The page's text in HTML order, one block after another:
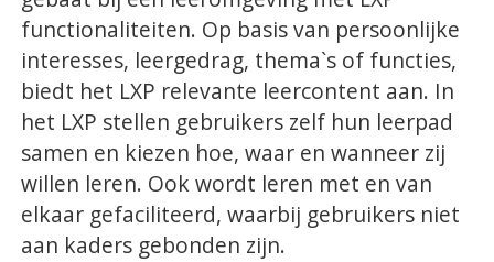
functionaliteiten. Op basis van persoonlijke
interesses, leergedrag, thema`s of functies,
biedt het LXP relevante leercontent aan. In
het LXP stellen gebruikers zelf hun leerpad
samen en kiezen hoe, waar en wanneer zij
willen leren. Ook wordt leren met en van
elkaar gefaciliteerd, waarbij gebruikers niet
aan kaders gebonden zijn.